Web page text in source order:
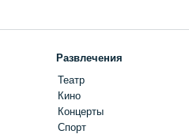
Развлечения
Театр
Кино
Концерты
Спорт